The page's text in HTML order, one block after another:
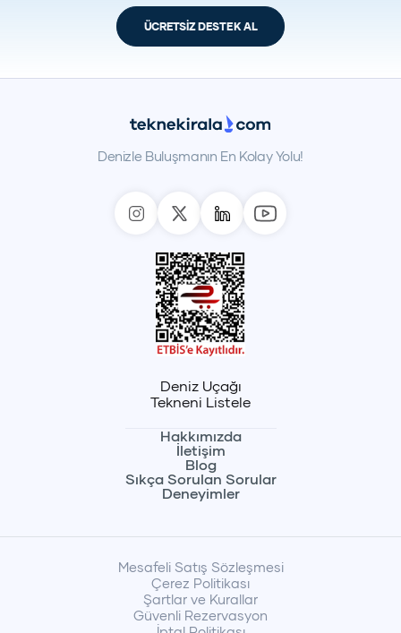
ÜCRETSİZ DESTEK AL
Denizle Buluşmanın En Kolay Yolu!
Deniz Uçağı
Tekneni Listele
Hakkımızda
İletişim
Blog
Sıkça Sorulan Sorular
Deneyimler
Mesafeli Satış Sözleşmesi
Çerez Politikası
Şartlar ve Kurallar
Güvenli Rezervasyon